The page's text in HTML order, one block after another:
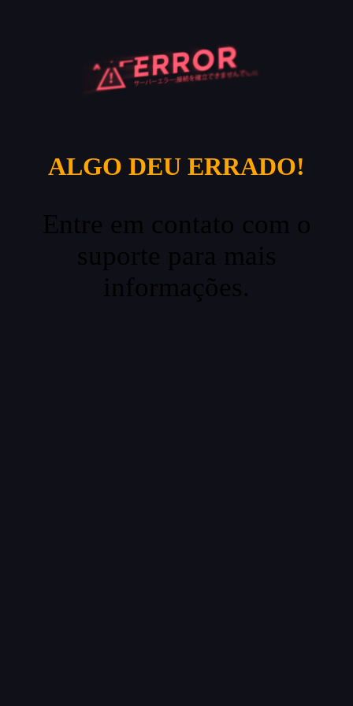
ALGO DEU ERRADO!
Entre em contato com o
suporte para mais
informações.